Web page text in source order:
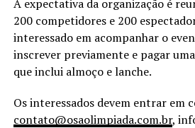
A expectativa da organização é
200 competidores e 200
interessado em acompanhar o
inscrever previamente e pagar
que inclui almoço e lanche.
Os interessados devem entrar em
contato@osaolimpiada.com.br,